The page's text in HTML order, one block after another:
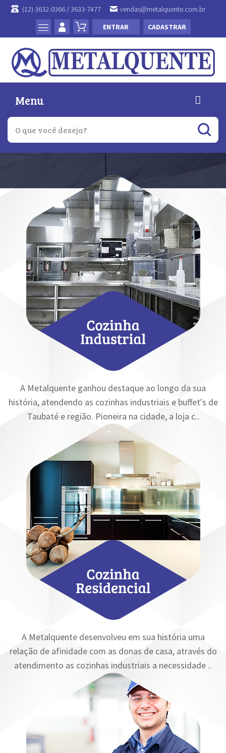
(12) 3632-0366 / 3633-7477
vendas@metalquente.com.br
ENTRAR
CADASTRAR
Menu
A Metalquente ganhou destaque ao longo da sua
história, atendendo as cozinhas industriais e buffet's de
Taubaté e região. Pioneira na cidade, a loja c..
A Metalquente desenvolveu em sua história uma
relação de afinidade com as donas de casa, através do
atendimento as cozinhas industriais a necessidade ..